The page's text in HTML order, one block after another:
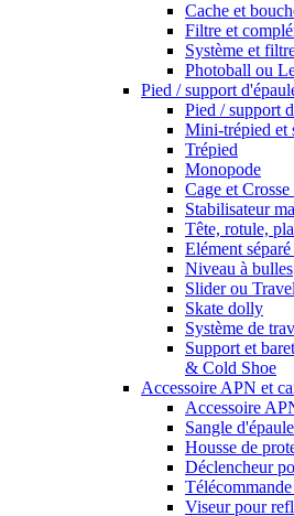
Cache et
Filtre et
Système et
Photoball ou
Pied / support
Pied / support
Mini-trépied et
Trépied
Monopode
Cage et
Stabilisateur
Tête, rotule,
Elément
Niveau à bulles
Slider ou
Skate dolly
Système de
Support et
& Cold Shoe
Accessoire APN et
Accessoire
Sangle
Housse de
Déclencheur
Viseur pour